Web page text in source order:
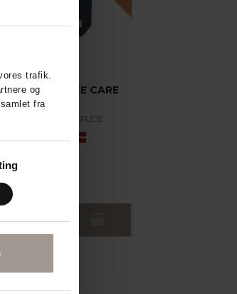
trafik.
og
fra
DERMA FAMILY
FAMILY FACE CARE
KIT
ANSIGTSPLEJE
84,76
Læg i kurv